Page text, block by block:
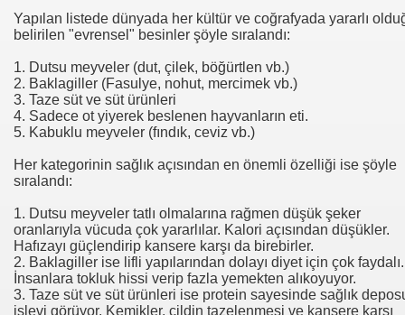
Yapılan listede dünyada her kültür ve coğrafyada yararlı
belirilen "evrensel" besinler şöyle sıralandı:
1. Dutsu meyveler (dut, çilek, böğürtlen vb.)
2. Baklagiller (Fasulye, nohut, mercimek vb.)
3. Taze süt ve süt ürünleri
4. Sadece ot yiyerek beslenen hayvanların eti.
5. Kabuklu meyveler (fındık, ceviz vb.)
Her kategorinin sağlık açısından en önemli özelliği ise şöyle
sıralandı:
1. Dutsu meyveler tatlı olmalarına rağmen düşük şeker
oranlarıyla vücuda çok yararlılar. Kalori açısından düşükler.
Hafızayı güçlendirip kansere karşı da birebirler.
2. Baklagiller ise lifli yapılarından dolayı diyet için çok faydalı.
İnsanlara tokluk hissi verip fazla yemekten alıkoyuyor.
3. Taze süt ve süt ürünleri ise protein sayesinde sağlık
işlevi görüyor. Kemikler, cildin tazelenmesi ve kansere karşı
AS-DER.
TARİHİ MÜZESİ